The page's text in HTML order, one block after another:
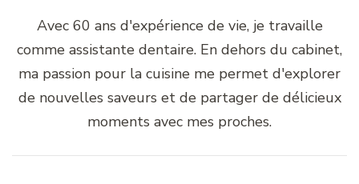
Avec 60 ans d'expérience de vie, je travaille
comme assistante dentaire. En dehors du cabinet,
ma passion pour la cuisine me permet d'explorer
de nouvelles saveurs et de partager de délicieux
moments avec mes proches.